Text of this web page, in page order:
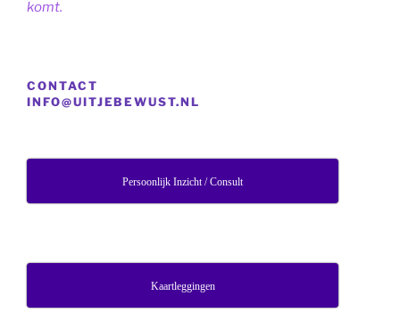
komt.
CONTACT
INFO@UITJEBEWUST.NL
Persoonlijk Inzicht / Consult
Kaartleggingen